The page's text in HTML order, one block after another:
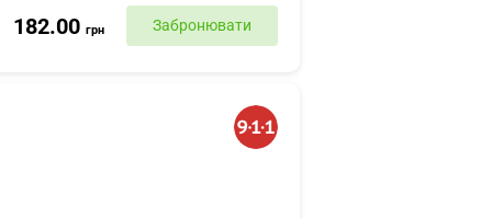
182.00 грн Забронювати